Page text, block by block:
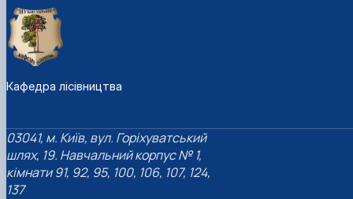
Кафедра лісівництва
03041, м. Київ, вул. Горіхуватський
шлях, 19. Навчальний корпус № 1,
кімнати 91, 92, 95, 100, 106, 107, 124,
137